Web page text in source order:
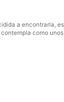
a encontrarla,
como